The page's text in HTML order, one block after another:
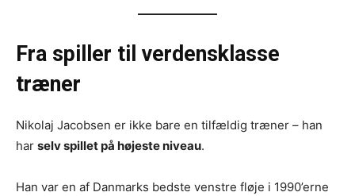
Fra spiller til verdensklasse
træner
Nikolaj Jacobsen er ikke bare en tilfældig træner – han
har selv spillet på højeste niveau.
Han var en af Danmarks bedste venstre fløje i 1990’erne